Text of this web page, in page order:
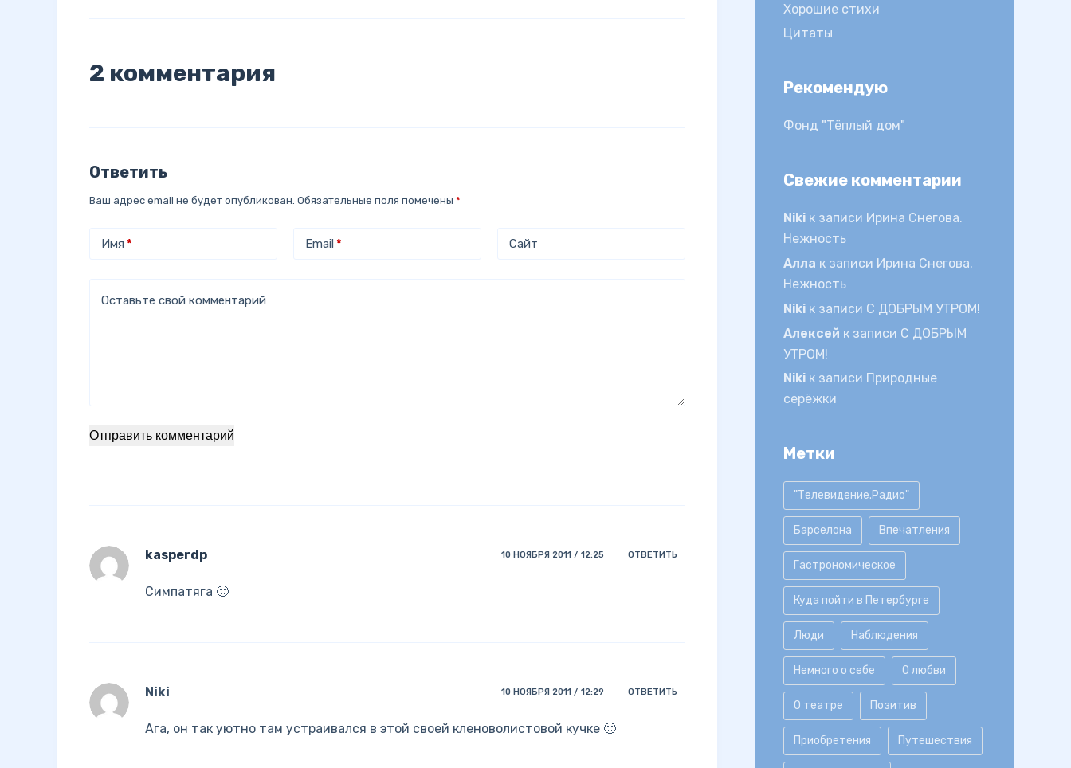
2 комментария
Ответить
Ваш адрес email не будет опубликован. Обязательные поля помечены *
Имя * Email* Сайт
Оставьте свой комментарий
Отправить комментарий
kasperdp 10 НОЯБРЯ 2011 / 12:25 ОТВЕТИТЬ
Симпатяга 🙂
Niki 10 НОЯБРЯ 2011 / 12:29 ОТВЕТИТЬ
Ага, он так уютно там устраивался в этой своей кленоволистовой кучке 🙂
Хорошие стихи
Цитаты
Рекомендую
Фонд "Тёплый дом"
Свежие комментарии
Niki к записи Ирина Снегова.
Нежность
Алла к записи Ирина Снегова.
Нежность
Niki к записи С ДОБРЫМ УТРОМ!
Алексей к записи С ДОБРЫМ
УТРОМ!
Niki к записи Природные
серёжки
Метки
"Телевидение.Радио"
Барселона Впечатления
Гастрономическое
Куда пойти в Петербурге
Люди Наблюдения
Немного о себе О любви
О театре Позитив
Приобретения Путешествия